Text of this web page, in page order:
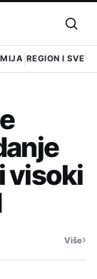
REGION I SVET
visoki
Više›